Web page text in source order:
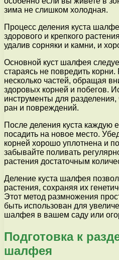
зима не слишком холодная.
Процесс деления куста
здорового и крепкого
удалив сорняки и камни, и
Основной куст шалфея
стараясь не повредить корни.
несколько частей, обращая
здоровых корней и побегов.
инструменты для
ран и повреждений.
После деления куста каждую
посадить на новое место.
корней хорошо уплотнена и
забывайте поливать
растения достаточным
Деление куста шалфея
растения, сохраняя их
Этот метод размножения
быть использован для
шалфея в вашем саду или
Подготовка к
шалфея